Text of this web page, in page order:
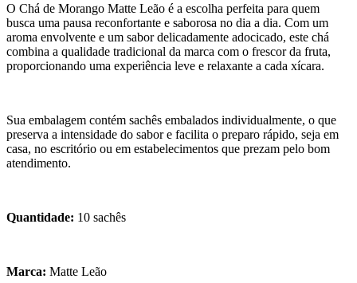
O Chá de Morango Matte Leão é a escolha perfeita para quem
busca uma pausa reconfortante e saborosa no dia a dia. Com um
aroma envolvente e um sabor delicadamente adocicado, este chá
combina a qualidade tradicional da marca com o frescor da fruta,
proporcionando uma experiência leve e relaxante a cada xícara.
Sua embalagem contém sachês embalados individualmente, o que
preserva a intensidade do sabor e facilita o preparo rápido, seja em
casa, no escritório ou em estabelecimentos que prezam pelo bom
atendimento.
Quantidade: 10 sachês
Marca: Matte Leão